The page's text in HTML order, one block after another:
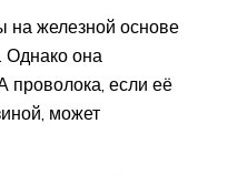
на железной основе
Однако она
проволока, если её
может